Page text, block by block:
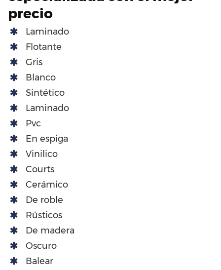
precio
Laminado
Flotante
Gris
Blanco
Sintético
Laminado
Pvc
En espiga
Vinilico
Courts
Cerámico
De roble
Rústicos
De madera
Oscuro
Balear